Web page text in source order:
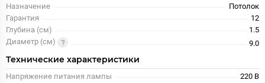
Назначение
Потолок
Гарантия
12
Глубина (см)
1.5
Диаметр (см)
9.0
Технические характеристики
Напряжение питания лампы
220 В